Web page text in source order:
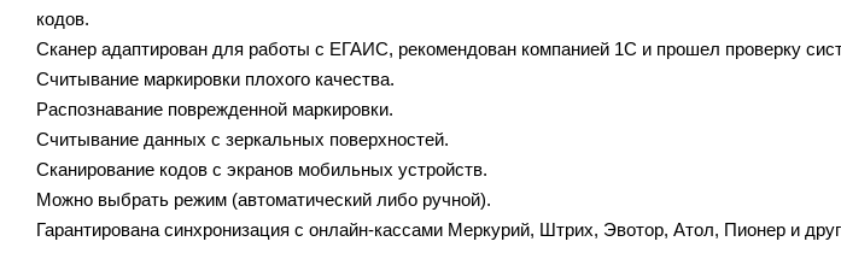
кодов.
Сканер адаптирован для работы с ЕГАИС, рекомендован компанией 1С и прошел проверку
Считывание маркировки плохого качества.
Распознавание поврежденной маркировки.
Считывание данных с зеркальных поверхностей.
Сканирование кодов с экранов мобильных устройств.
Можно выбрать режим (автоматический либо ручной).
Гарантирована синхронизация с онлайн-кассами Меркурий, Штрих, Эвотор, Атол, Пионер и